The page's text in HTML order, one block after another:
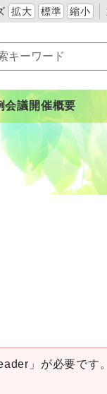
拡大 標準 縮小
会議開催概要
」が必要で